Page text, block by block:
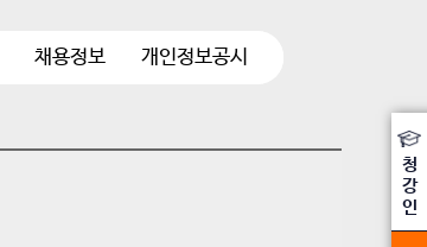
채용정보 개인정보공시
청
강
인